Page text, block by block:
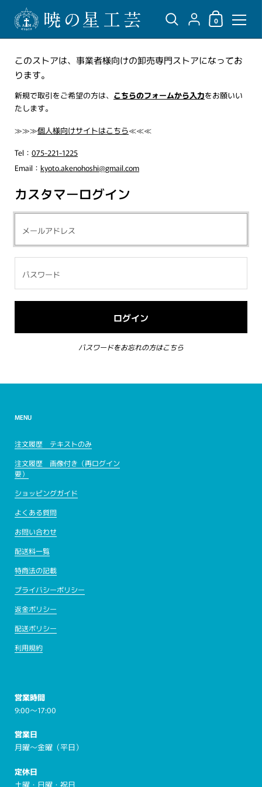
{"title"=>"アカウン
ショッピング
0
このストアは、事業者様向けの卸売専門ストアになってお
ります。
新規で取引をご希望の方は、 こちらのフォームから入力をお願いい
たします。
≫≫≫個人様向けサイトはこちら≪≪≪
Tel： 075-221-1225
Email： kyoto.akenohoshi@gmail.com
カスタマーログイン
パスワードをお忘れの方はこちら
MENU
注文履歴 テキストのみ
注文履歴 画像付き（再ログイン
要）
ショッピングガイド
よくある質問
お問い合わせ
配送料一覧
特商法の記載
プライバシーポリシー
返金ポリシー
配送ポリシー
利用規約
営業時間
9:00～17:00
営業日
月曜～金曜（平日）
定休日
土曜・日曜・祝日